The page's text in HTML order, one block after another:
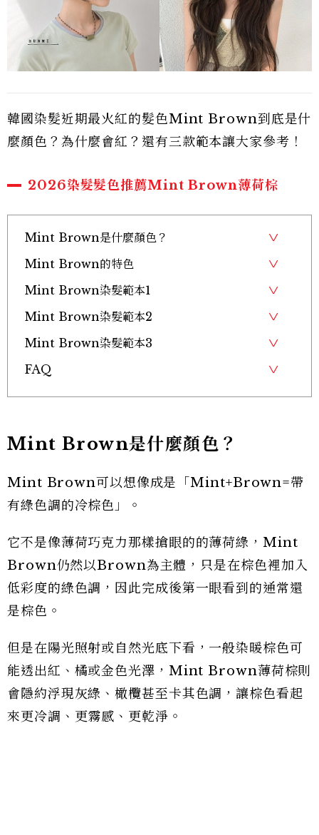
韓國染髮近期最火紅的髮色Mint Brown到底是什
麼顏色？為什麼會紅？還有三款範本讓大家參考！
2026染髮髮色推薦Mint Brown薄荷棕
Mint Brown是什麼顏色？
Mint Brown的特色
Mint Brown染髮範本1
Mint Brown染髮範本2
Mint Brown染髮範本3
FAQ
Mint Brown是什麼顏色？
Mint Brown可以想像成是「Mint+Brown=帶
有綠色調的冷棕色」。
它不是像薄荷巧克力那樣搶眼的的薄荷綠，Mint
Brown仍然以Brown為主體，只是在棕色裡加入
低彩度的綠色調，因此完成後第一眼看到的通常還
是棕色。
但是在陽光照射或自然光底下看，一般染暖棕色可
能透出紅、橘或金色光澤，Mint Brown薄荷棕則
會隱約浮現灰綠、橄欖甚至卡其色調，讓棕色看起
來更冷調、更霧感、更乾淨。